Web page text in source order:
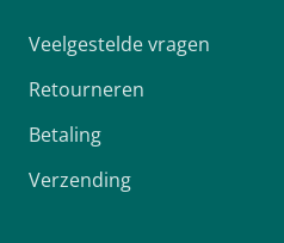
Veelgestelde vragen
Retourneren
Betaling
Verzending